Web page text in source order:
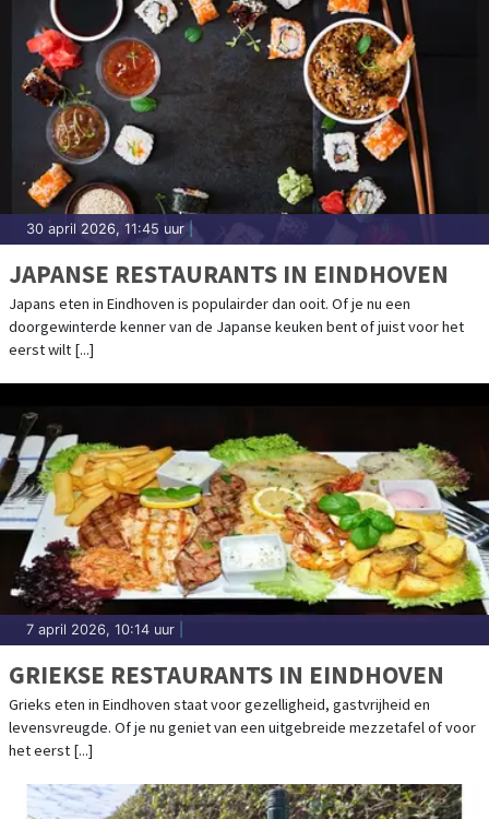
30 april 2026, 11:45 uur
JAPANSE RESTAURANTS IN EINDHOVEN
Japans eten in Eindhoven is populairder dan ooit. Of je nu een
doorgewinterde kenner van de Japanse keuken bent of juist voor het
eerst wilt [...]
7 april 2026, 10:14 uur
GRIEKSE RESTAURANTS IN EINDHOVEN
Grieks eten in Eindhoven staat voor gezelligheid, gastvrijheid en
levensvreugde. Of je nu geniet van een uitgebreide mezzetafel of voor
het eerst [...]